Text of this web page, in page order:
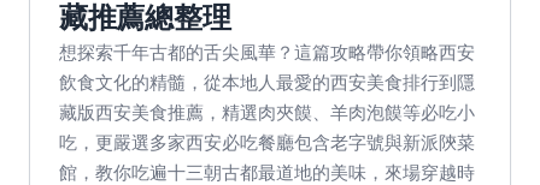
藏推薦總整理
想探索千年古都的舌尖風華？這篇攻略帶你領略西安
飲食文化的精髓，從本地人最愛的西安美食排行到隱
藏版西安美食推薦，精選肉夾饃、羊肉泡饃等必吃小
吃，更嚴選多家西安必吃餐廳包含老字號與新派陝菜
館，教你吃遍十三朝古都最道地的美味，來場穿越時